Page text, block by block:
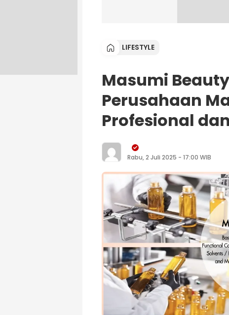
LIFESTYLE
Masumi
Perusahaan
Profesional
Rabu, 2 Juli 2025 - 17:00 WIB